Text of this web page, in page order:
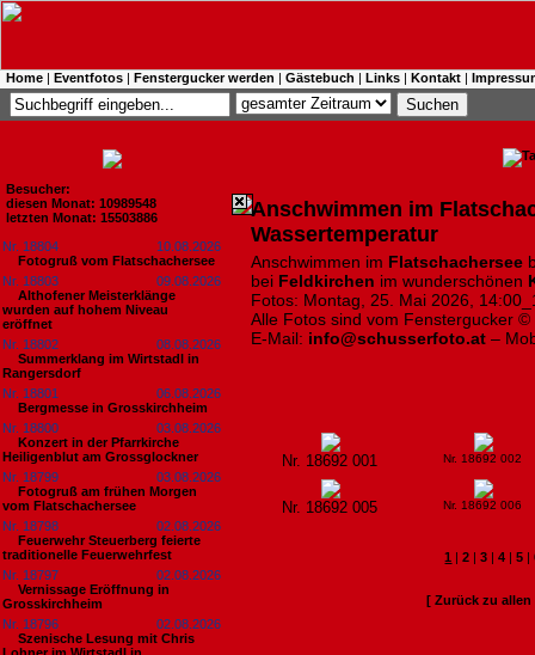
Home | Eventfotos | Fenstergucker werden | Gästebuch | Links | Kontakt |
Besucher:
diesen Monat: 10989548
letzten Monat: 15503886
Nr. 18804
10.08.2026
Fotogruß vom Flatschachersee
Nr. 18803
09.08.2026
Althofener Meisterklänge
wurden auf hohem Niveau
eröffnet
Nr. 18802
08.08.2026
Summerklang im Wirtstadl in
Rangersdorf
Nr. 18801
06.08.2026
Bergmesse in Grosskirchheim
Nr. 18800
03.08.2026
Konzert in der Pfarrkirche
Heiligenblut am Grossglockner
Nr. 18799
03.08.2026
Fotogruß am frühen Morgen
vom Flatschachersee
Nr. 18798
02.08.2026
Feuerwehr Steuerberg feierte
traditionelle Feuerwehrfest
Nr. 18797
02.08.2026
Vernissage Eröffnung in
Grosskirchheim
Nr. 18796
02.08.2026
Szenische Lesung mit Chris
Anschwimmen im
Wassertemperatur
Anschwimmen im Flatschachersee
bei Feldkirchen im wunderschönen
Fotos: Montag, 25. Mai 2026,
Alle Fotos sind vom Fenstergucker ©
E-Mail: info@schusserfoto.at –
Nr. 18692 001 Nr. 18692 002
Nr. 18692 005 Nr. 18692 006
1 |2 |3 |4 |5 |
[ Zurück zu